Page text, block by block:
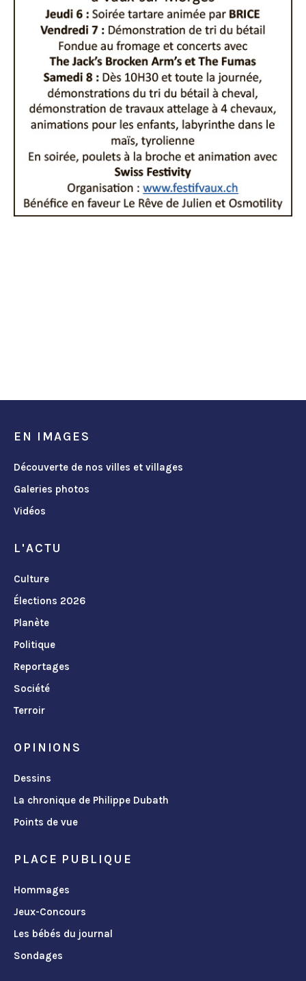
EN IMAGES
Découverte de nos villes et villages
Galeries photos
Vidéos
L'ACTU
Culture
Élections 2026
Planète
Politique
Reportages
Société
Terroir
OPINIONS
Dessins
La chronique de Philippe Dubath
Points de vue
PLACE PUBLIQUE
Hommages
Jeux-Concours
Les bébés du journal
Sondages